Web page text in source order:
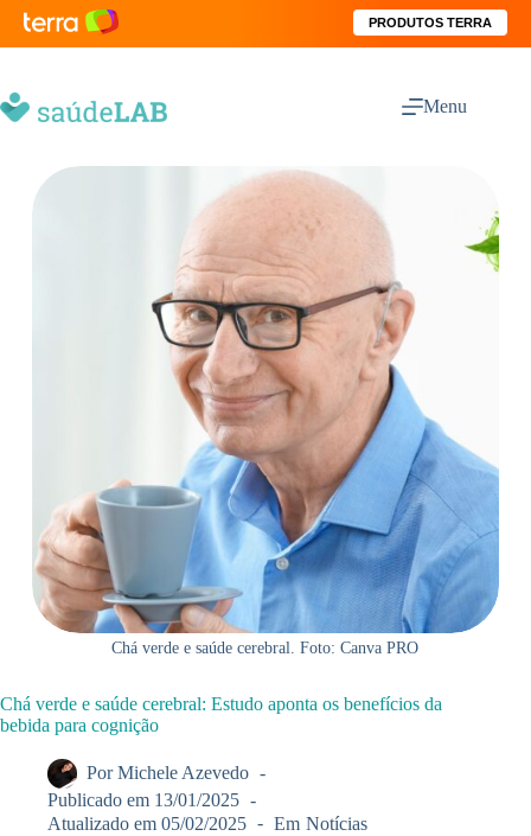
PRODUTOS TERRA
Menu
Chá verde e saúde cerebral. Foto: Canva PRO
Chá verde e saúde cerebral: Estudo aponta os benefícios da
bebida para cognição
Por Michele Azevedo
Publicado em 13/01/2025
Atualizado em 05/02/2025 Em Notícias